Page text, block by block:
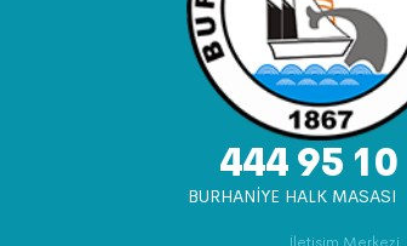
444 95 10
BURHANİYE HALK MASASI
İletişim Merkezi